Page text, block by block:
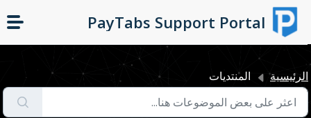
التخطّي إلى المحتوى الرئيسي
PayTabs Support Portal
الرئيسية المنتديات